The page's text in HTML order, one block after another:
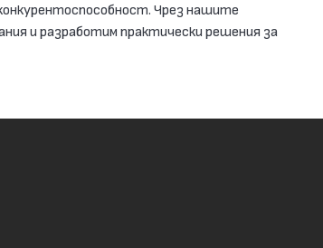
Чрез нашите
и разработим практически решения за